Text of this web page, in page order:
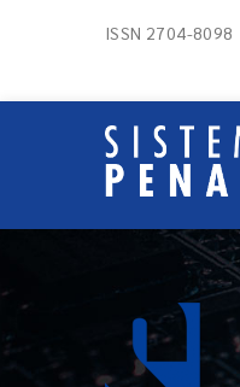
ISSN 2704-8098